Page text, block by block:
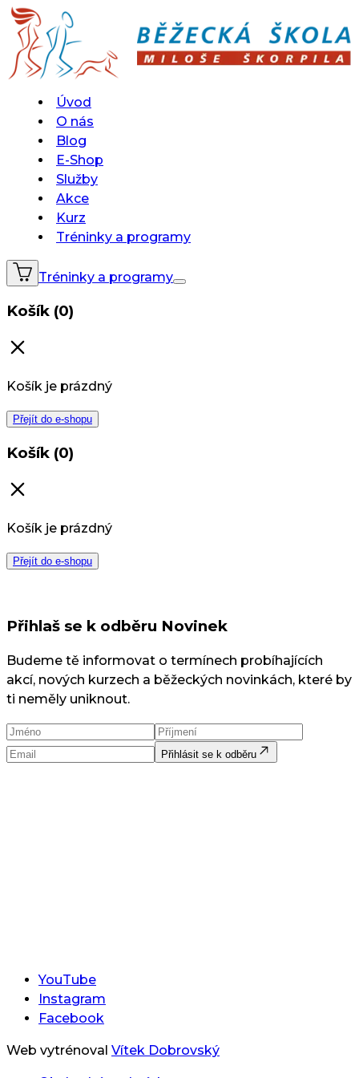
Úvod
O nás
Blog
E-Shop
Služby
Akce
Kurz
Tréninky a programy
Tréninky a programy
Košík (0)
Košík je prázdný
Přejít do e-shopu
Košík (0)
Košík je prázdný
Přejít do e-shopu
Přihlaš se k odběru Novinek
Budeme tě informovat o termínech probíhajících
akcí, nových kurzech a běžeckých novinkách, které by
ti neměly uniknout.
Přihlásit se k odběru
YouTube
Instagram
Facebook
Web vytrénoval Vítek Dobrovský